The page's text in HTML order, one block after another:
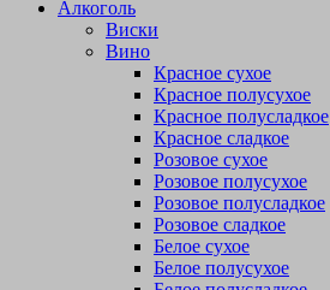
Алкоголь
Виски
Вино
Красное сухое
Красное полусухое
Красное полусладкое
Красное сладкое
Розовое сухое
Розовое полусухое
Розовое полусладкое
Розовое сладкое
Белое сухое
Белое полусухое